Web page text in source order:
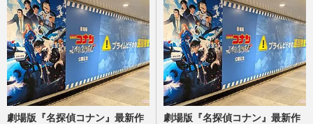
劇場版『名探偵コナン』最新作
劇場版『名探偵コナン』最新作